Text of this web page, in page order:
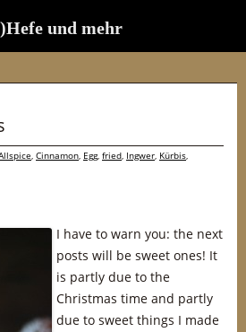
, Cinnamon, Egg, fried, Ingwer, Kürbis,
I have to warn you: the next
posts will be sweet ones! It
is partly due to the
Christmas time and partly
due to sweet things I made
und mehr
und mehr